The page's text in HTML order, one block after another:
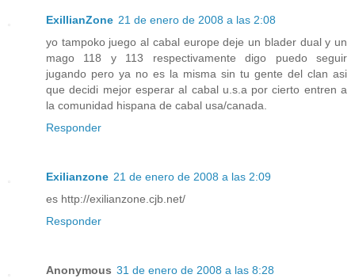
ExillianZone 21 de enero de 2008 a las 2:08
yo tampoko juego al cabal europe deje un blader dual y un
mago 118 y 113 respectivamente digo puedo seguir
jugando pero ya no es la misma sin tu gente del clan asi
que decidi mejor esperar al cabal u.s.a por cierto entren a
la comunidad hispana de cabal usa/canada.
Responder
Exilianzone 21 de enero de 2008 a las 2:09
es http://exilianzone.cjb.net/
Responder
Anonymous 31 de enero de 2008 a las 8:28